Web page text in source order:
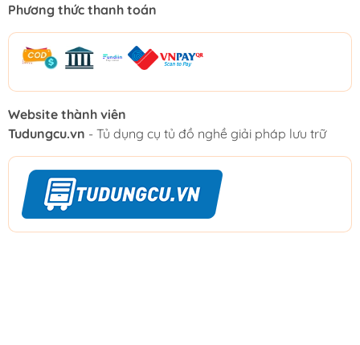
Phương thức thanh toán
Website thành viên
Tudungcu.vn - Tủ dụng cụ tủ đồ nghề giải pháp lưu trữ